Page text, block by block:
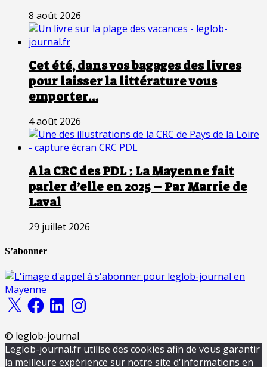
8 août 2026
Cet été, dans vos bagages des livres
pour laisser la littérature vous
emporter…
4 août 2026
A la CRC des PDL : La Mayenne fait
parler d’elle en 2025 – Par Marrie de
Laval
29 juillet 2026
S’abonner
X FacebookLinkedInInstagram
© leglob-journal
Leglob-journal.fr utilise des cookies afin de vous garantir
la meilleure expérience sur notre site d'informations en